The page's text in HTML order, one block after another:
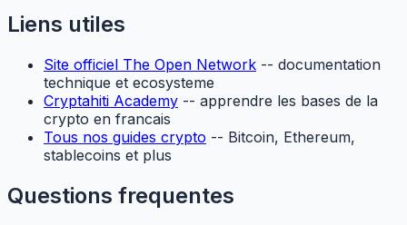
Liens utiles
Site officiel The Open Network -- documentation
technique et ecosysteme
Cryptahiti Academy -- apprendre les bases de la
crypto en francais
Tous nos guides crypto -- Bitcoin, Ethereum,
stablecoins et plus
Questions frequentes